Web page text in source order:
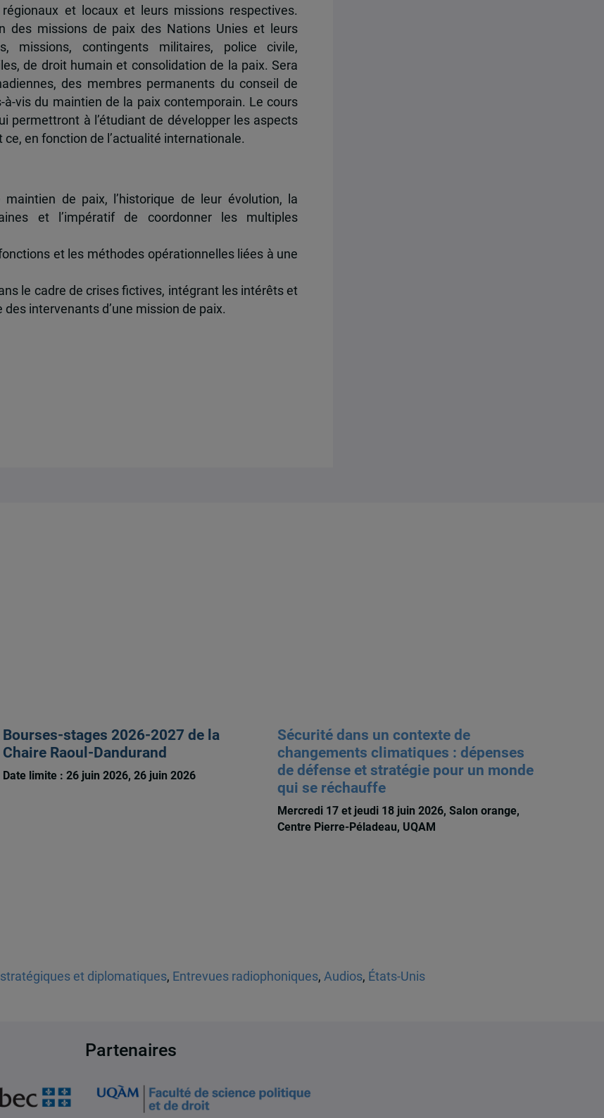
et locaux et leurs missions respectives.
des missions de paix des Nations Unies et leurs
missions, contingents militaires, police civile,
de droit humain et consolidation de la paix. Sera
des membres permanents du conseil de
vis du maintien de la paix contemporain. Le cours
permettront à l’étudiant de développer les aspects
en fonction de l’actualité internationale.
de paix, l’historique de leur évolution, la
et l’impératif de coordonner les multiples
et les méthodes opérationnelles liées à une
le cadre de crises fictives, intégrant les intérêts et
intervenants d’une mission de paix.
Bourses-stages 2026-2027 de la
Chaire Raoul-Dandurand
Date limite : 26 juin 2026, 26 juin 2026
Sécurité dans un contexte de
changements climatiques : dépenses
de défense et stratégie pour un monde
qui se réchauffe
Mercredi 17 et jeudi 18 juin 2026, Salon orange,
Centre Pierre-Péladeau, UQAM
et diplomatiques, Entrevues radiophoniques, Audios, États-Unis
Partenaires